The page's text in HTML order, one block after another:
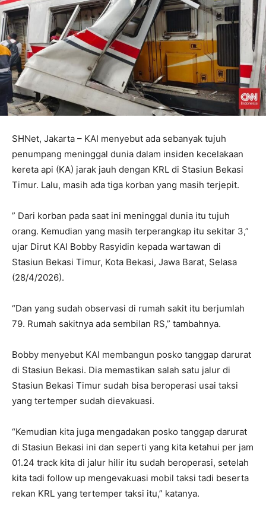
SHNet, Jakarta – KAI menyebut ada sebanyak tujuh
penumpang meninggal dunia dalam insiden kecelakaan
kereta api (KA) jarak jauh dengan KRL di Stasiun Bekasi
Timur. Lalu, masih ada tiga korban yang masih terjepit.
” Dari korban pada saat ini meninggal dunia itu tujuh
orang. Kemudian yang masih terperangkap itu sekitar 3,”
ujar Dirut KAI Bobby Rasyidin kepada wartawan di
Stasiun Bekasi Timur, Kota Bekasi, Jawa Barat, Selasa
(28/4/2026).
“Dan yang sudah observasi di rumah sakit itu berjumlah
79. Rumah sakitnya ada sembilan RS,” tambahnya.
Bobby menyebut KAI membangun posko tanggap darurat
di Stasiun Bekasi. Dia memastikan salah satu jalur di
Stasiun Bekasi Timur sudah bisa beroperasi usai taksi
yang tertemper sudah dievakuasi.
“Kemudian kita juga mengadakan posko tanggap darurat
di Stasiun Bekasi ini dan seperti yang kita ketahui per jam
01.24 track kita di jalur hilir itu sudah beroperasi, setelah
kita tadi follow up mengevakuasi mobil taksi tadi beserta
rekan KRL yang tertemper taksi itu,” katanya.